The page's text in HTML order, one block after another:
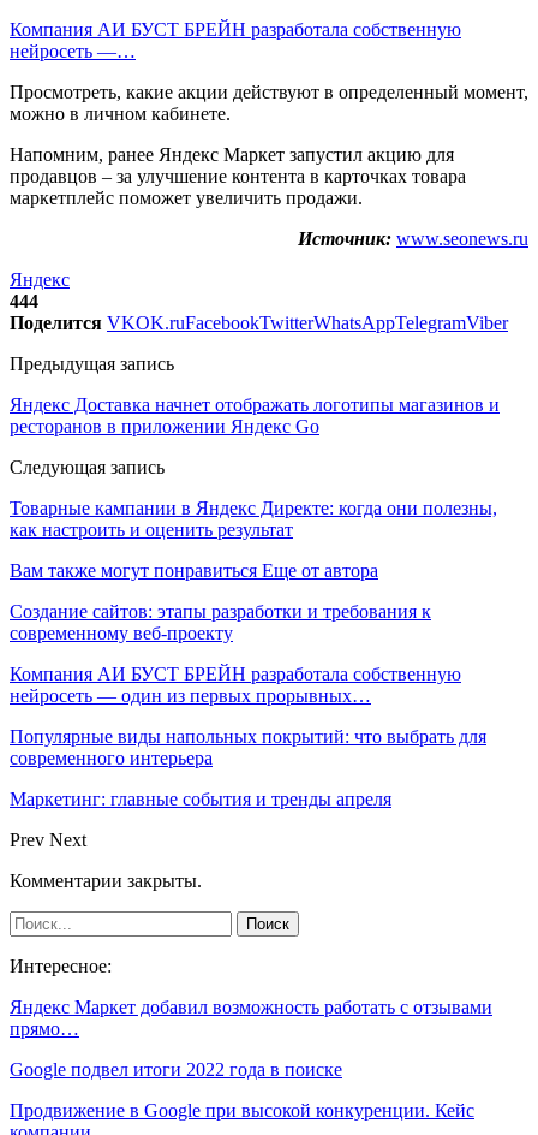
Компания АИ БУСТ БРЕЙН разработала собственную
нейросеть —…
Просмотреть, какие акции действуют в определенный момент,
можно в личном кабинете.
Напомним, ранее Яндекс Маркет запустил акцию для
продавцов – за улучшение контента в карточках товара
маркетплейс поможет увеличить продажи.
Источник: www.seonews.ru
Яндекс
444
Поделится VKOK.ruFacebookTwitterWhatsAppTelegramViber
Предыдущая запись
Яндекс Доставка начнет отображать логотипы магазинов и
ресторанов в приложении Яндекс Go
Следующая запись
Товарные кампании в Яндекс Директе: когда они полезны,
как настроить и оценить результат
Вам также могут понравиться Еще от автора
Создание сайтов: этапы разработки и требования к
современному веб-проекту
Компания АИ БУСТ БРЕЙН разработала собственную
нейросеть — один из первых прорывных…
Популярные виды напольных покрытий: что выбрать для
современного интерьера
Маркетинг: главные события и тренды апреля
Prev Next
Комментарии закрыты.
Интересное:
Яндекс Маркет добавил возможность работать с отзывами
прямо…
Google подвел итоги 2022 года в поиске
Продвижение в Google при высокой конкуренции. Кейс